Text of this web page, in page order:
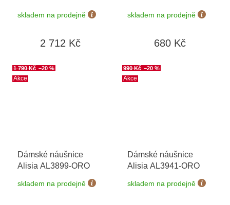
Essenziale SANH01
skladem na prodejně
2 712 Kč
skladem na prodejně
680 Kč
Akce
1 790 Kč –20 %
Dámské náušnice
Alisia AL3899-ORO
skladem na prodejně
Akce
990 Kč –20 %
Dámské náušnice
Alisia AL3941-ORO
skladem na prodejně